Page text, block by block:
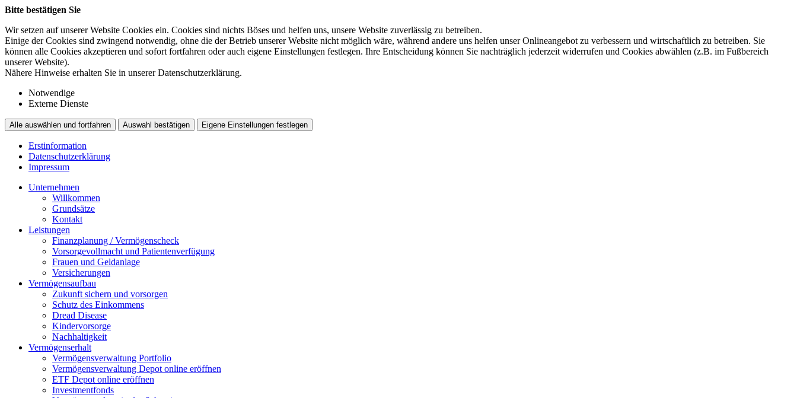
Bitte bestätigen Sie
Wir setzen auf unserer Website Cookies ein. Cookies sind nichts Böses und helfen uns, unsere Website zuverlässig zu betreiben.
Einige der Cookies sind zwingend notwendig, ohne die der Betrieb unserer Website nicht möglich wäre, während andere uns helfen unser Onlineangebot zu verbessern und wirtschaftlich zu betreiben. Sie
können alle Cookies akzeptieren und sofort fortfahren oder auch eigene Einstellungen festlegen. Ihre Entscheidung können Sie nachträglich jederzeit widerrufen und Cookies abwählen (z.B. im Fußbereich
unserer Website).
Nähere Hinweise erhalten Sie in unserer Datenschutzerklärung.
Notwendige
Externe Dienste
Alle auswählen und fortfahren Auswahl bestätigen Eigene Einstellungen festlegen
Erstinformation
Datenschutzerklärung
Impressum
Unternehmen
Willkommen
Grundsätze
Kontakt
Leistungen
Finanzplanung / Vermögenscheck
Vorsorgevollmacht und Patientenverfügung
Frauen und Geldanlage
Versicherungen
Vermögensaufbau
Zukunft sichern und vorsorgen
Schutz des Einkommens
Dread Disease
Kindervorsorge
Nachhaltigkeit
Vermögenserhalt
Vermögensverwaltung Portfolio
Vermögensverwaltung Depot online eröffnen
ETF Depot online eröffnen
Investmentfonds